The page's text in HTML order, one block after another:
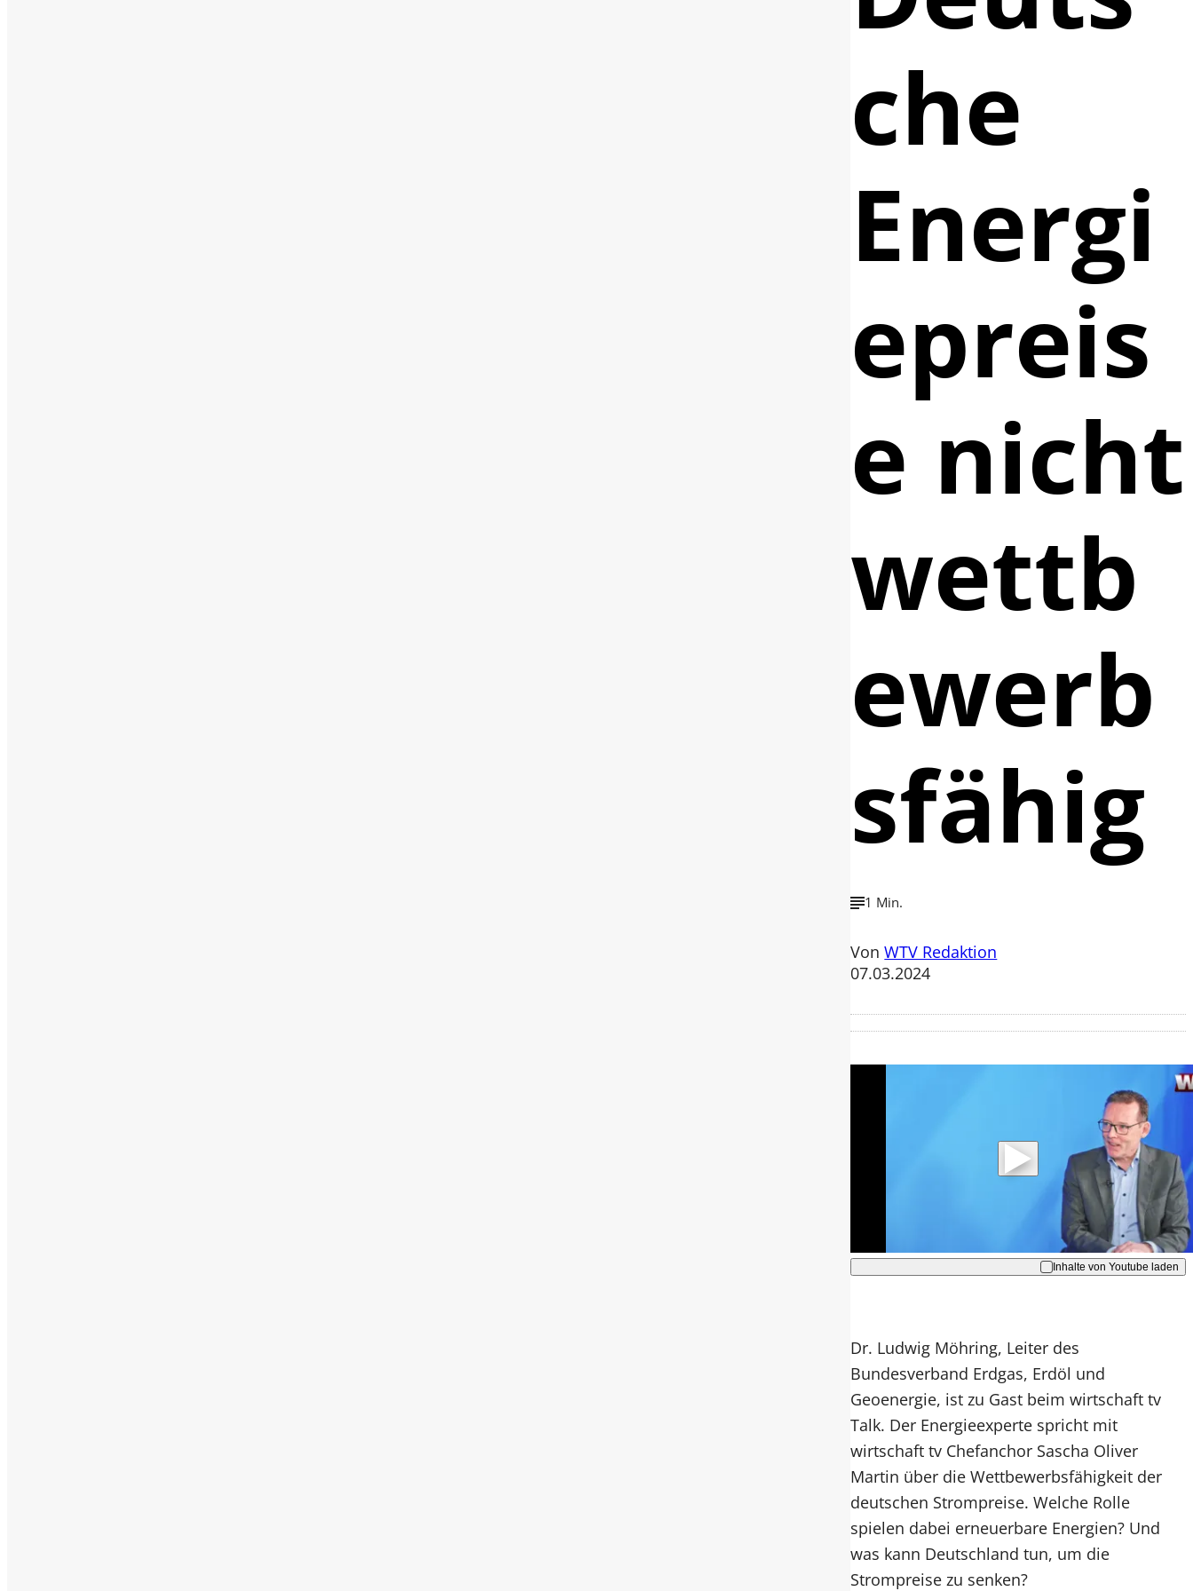
che
Energi
epreis
e nicht
wettb
ewerb
sfähig
1 Min.
VonWTV Redaktion
07.03.2024
Mit der Wiedergabe dieses Videos
werden Daten an Youtube übertragen.
Hinweise dazu erhalten Sie in der
Datenschutzerklärung.
Inhalte von Youtube laden
Dr. Ludwig Möhring, Leiter des
Bundesverband Erdgas, Erdöl und
Geoenergie, ist zu Gast beim wirtschaft tv
Talk. Der Energieexperte spricht mit
wirtschaft tv Chefanchor Sascha Oliver
Martin über die Wettbewerbsfähigkeit der
deutschen Strompreise. Welche Rolle
spielen dabei erneuerbare Energien? Und
was kann Deutschland tun, um die
Strompreise zu senken?